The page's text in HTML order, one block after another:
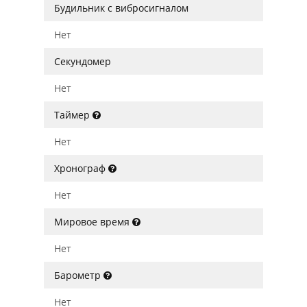
Будильник с вибросигналом
Нет
Секундомер
Нет
Таймер
Нет
Хронограф
Нет
Мировое время
Нет
Барометр
Нет